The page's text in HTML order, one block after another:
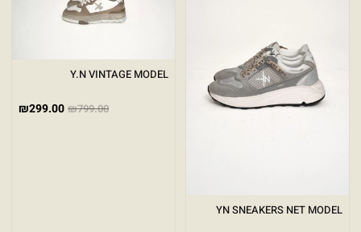
YN SNEAKERS NET MODEL
Y.N VINTAGE MODEL
₪799.00
₪299.00